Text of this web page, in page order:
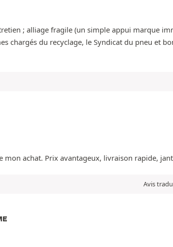
; alliage fragile (un simple appui marque
chargés du recyclage, le Syndicat du pneu et
mon achat. Prix avantageux, livraison rapide,
Avis